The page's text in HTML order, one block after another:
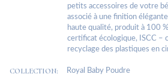
petits accessoires de votre
associé à une finition
haute qualité, produit à 100
certificat écologique, ISCC –
recyclage des plastiques en
COLLECTION: Royal Baby Poudre